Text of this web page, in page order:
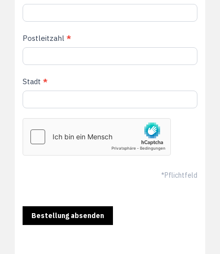
Postleitzahl *
Stadt *
*Pflichtfeld
Bestellung absenden